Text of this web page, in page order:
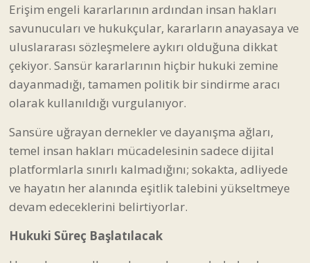
Erişim engeli kararlarının ardından insan hakları
savunucuları ve hukukçular, kararların anayasaya ve
uluslararası sözleşmelere aykırı olduğuna dikkat
çekiyor. Sansür kararlarının hiçbir hukuki zemine
dayanmadığı, tamamen politik bir sindirme aracı
olarak kullanıldığı vurgulanıyor.
Sansüre uğrayan dernekler ve dayanışma ağları,
temel insan hakları mücadelesinin sadece dijital
platformlarla sınırlı kalmadığını; sokakta, adliyede
ve hayatın her alanında eşitlik talebini yükseltmeye
devam edeceklerini belirtiyorlar.
Hukuki Süreç Başlatılacak